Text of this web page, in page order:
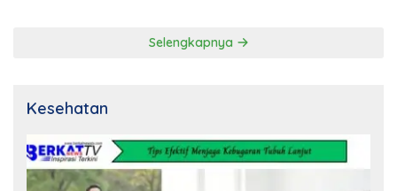
Selengkapnya
Kesehatan